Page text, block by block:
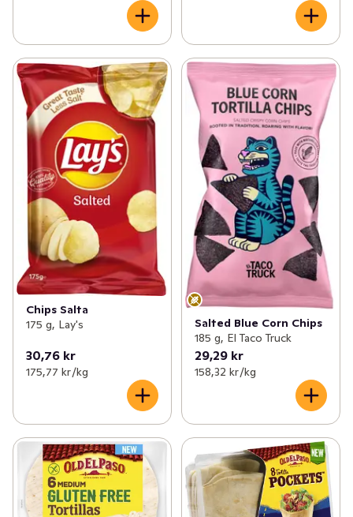
Chips Salta
175 g, Lay's
30,76 kr
175,77 kr /kg
Salted Blue Corn Chips
185 g, El Taco Truck
29,29 kr
158,32 kr /kg